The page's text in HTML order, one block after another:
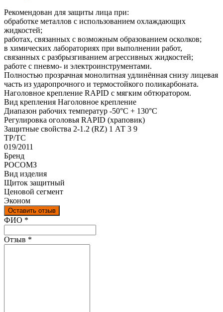
Рекомендован для защиты лица при:
обработке металлов с использованием охлаждающих
жидкостей;
работах, связанных с возможным образованием осколков;
в химических лабораториях при выполнении работ,
связанных с разбрызгиванием агрессивных жидкостей;
работе с пневмо- и электроинструментами.
Полностью прозрачная монолитная удлинённая снизу лицевая
часть из ударопрочного и термостойкого поликарбоната.
Наголовное крепление RAPID с мягким обтюратором.
Вид крепления Наголовное крепление
Диапазон рабочих температур -50°C + 130°C
Регулировка оголовья RAPID (храповик)
Защитные свойства 2-1.2 (RZ) 1 АТ 3 9
ТР/ТС
019/2011
Бренд
РОСОМЗ
Вид изделия
Щиток защитный
Ценовой сегмент
Эконом
Оставить отзыв
Ваш отзыв был отправлен!
ФИО *
Отзыв *